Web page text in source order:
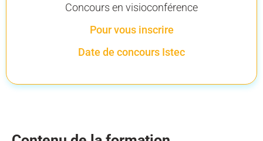
Concours en visioconférence
Pour vous inscrire
Date de concours Istec